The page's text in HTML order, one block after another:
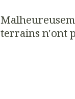
terrains n'ont